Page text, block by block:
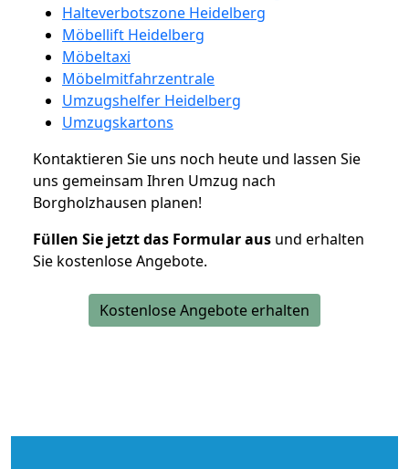
Halteverbotszone Heidelberg
Möbellift Heidelberg
Möbeltaxi
Möbelmitfahrzentrale
Umzugshelfer Heidelberg
Umzugskartons
Kontaktieren Sie uns noch heute und lassen Sie
uns gemeinsam Ihren Umzug nach
Borgholzhausen planen!
Füllen Sie jetzt das Formular aus und erhalten
Sie kostenlose Angebote.
Kostenlose Angebote erhalten